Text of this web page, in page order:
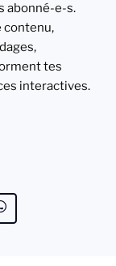
abonné-e-s.
contenu,
tes
interactives.